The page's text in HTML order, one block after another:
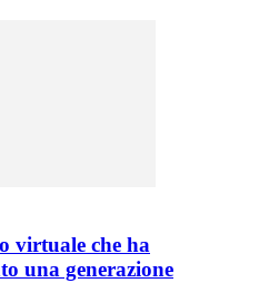
virtuale che ha
una generazione